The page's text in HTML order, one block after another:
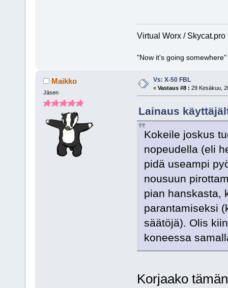
Virtual Worx / Skycat.pro
"Now it's going somewhere"
Maikko
Jäsen
Vs: X-50 FBL
« Vastaus #8 : 29 Kesäkuu,
Lainaus
Kokeile joskus
nopeudella (eli
pidä useampi
nousuun
pian hanskasta,
parantamiseksi
säätöjä). Olis
koneessa
Korjaako